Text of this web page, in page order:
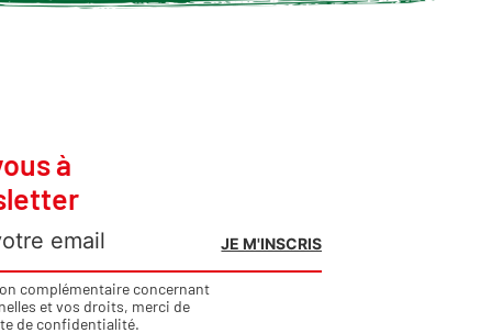
à
complémentaire concernant
et vos droits, merci de
de confidentialité.